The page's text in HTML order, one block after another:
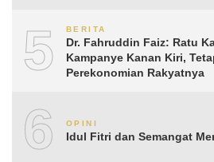
5 BERITA
Dr. Fahruddin Faiz: Ratu
Kampanye Kanan Kiri,
Perekonomian Rakyatnya
6 OPINI
Idul Fitri dan Semangat